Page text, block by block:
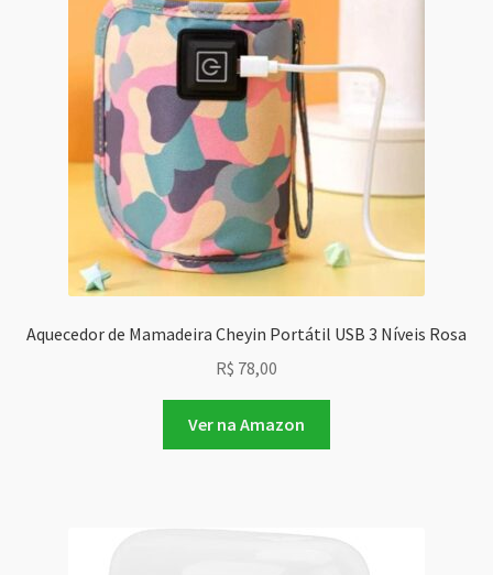
Aquecedor de Mamadeira Cheyin Portátil USB 3 Níveis Rosa
R$ 78,00
Ver na Amazon